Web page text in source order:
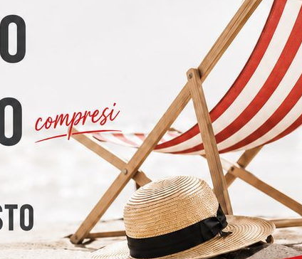
sempre possibile apportare modifiche ai prodotti inclusi,
e necessità. Eventuali aggiunte o rimozioni verranno
di promozione , con una semplice differenza di prezzo.
e servizio
dei nostri clienti confermano la qualità del nostro